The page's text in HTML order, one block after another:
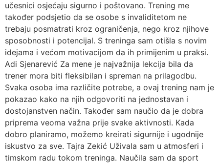
učesnici osjećaju sigurno i poštovano. Trening me
također podsjetio da se osobe s invaliditetom ne
trebaju posmatrati kroz ograničenja, nego kroz njihove
sposobnosti i potencijal. S treninga sam otišla s novim
idejama i većom motivacijom da ih primijenim u praksi.
Adi Sjenarević Za mene je najvažnija lekcija bila da
trener mora biti fleksibilan i spreman na prilagodbu.
Svaka osoba ima različite potrebe, a ovaj trening nam je
pokazao kako na njih odgovoriti na jednostavan i
dostojanstven način. Također sam naučio da je dobra
priprema veoma važna prije svake aktivnosti. Kada
dobro planiramo, možemo kreirati sigurnije i ugodnije
iskustvo za sve. Tajra Zekić Uživala sam u atmosferi i
timskom radu tokom treninga. Naučila sam da sport